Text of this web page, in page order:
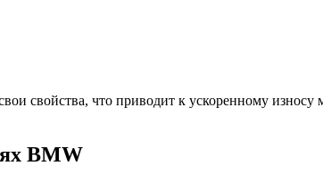
свойства, что приводит к ускоренному
BMW